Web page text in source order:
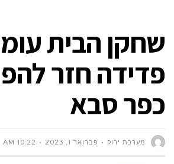
שחקן הבית
פדידה חזר
כפר סבא
מערכת ירוק פברואר 1, 2023 10:22 AM